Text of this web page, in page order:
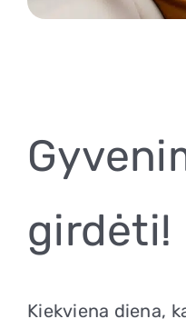
girdėti!
Kiekviena diena,